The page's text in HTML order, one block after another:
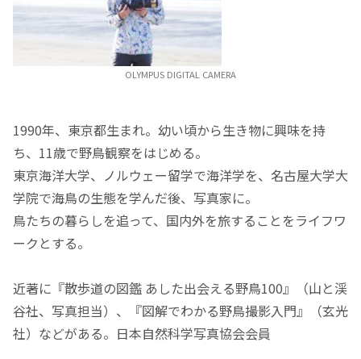
OLYMPUS DIGITAL CAMERA
1990年、東京都生まれ。幼い頃から生き物に興味を持
ち、11歳で野鳥観察をはじめる。
東京海洋大学、ノルウェー留学で海洋学を、名古屋大学大
学院で海鳥の生態を学んだ後、写真家に。
鳥たちの暮らしを追って、国内外を旅することをライフワ
ークとする。
近著に『散歩道の図鑑 あした出会える野鳥100』（山と渓
谷社、写真担当）、『図解でわかる野鳥撮影入門』（玄光
社）などがある。日本自然科学写真協会会員